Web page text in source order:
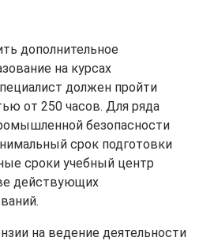
дополнительное
на курсах
должен пройти
от 250 часов. Для ряда
безопасности
срок подготовки
сроки учебный центр
действующих
на ведение деятельности